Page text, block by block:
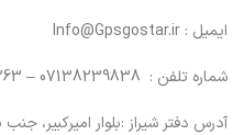
ایمیل : Info@Gpsgostar.ir
شماره تلفن : 07138239838 – 09373936263
آدرس دفتر شیراز :بلوار امیرکبیر، جنب